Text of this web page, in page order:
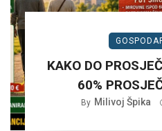
KAKO DO
60%
By Milivoj Špika